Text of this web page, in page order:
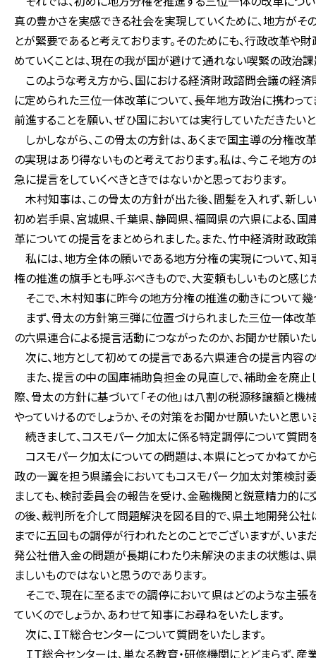
真の豊かさを実感できる社会を実現していくために、地方が
とが緊要であると考えております。そのためにも、行政改革
めていくことは、現在の我が国が避けて通れない喫緊の政治課
このような考え方から、国における経済財政諮問会議の経
に定められた三位一体改革について、長年地方政治に携わっ
前進することを願い、ぜひ国においては実行していただきたいと
しかしながら、この骨太の方針は、あくまで国主導の分権
の実現はあり得ないものと考えております。私は、今こそ地
急に提言をしていくべきときではないかと思っております。
木村知事は、この骨太の方針が出た後、間髪を入れず、新し
初め岩手県、宮城県、千葉県、静岡県、福岡県の六県による
革についての提言をまとめられました。また、竹中経済財政
私には、地方全体の願いである地方分権の実現について、
権の推進の旗手とも呼ぶべきもので、大変頼もしいものと感じ
そこで、木村知事に昨今の地方分権の推進の動きについて幾
まず、骨太の方針第三弾に位置づけられました三位一体改
の六県連合による提言活動につながったのか、お聞かせ願いた
次に、地方として初めての提言である六県連合の提言内容の
また、提言の中の国庫補助負担金の見直しで、補助金を廃止
際、骨太の方針に基づいて「その他」は八割の税源移譲額と
やっていけるのでしょうか、その対策をお聞かせ願いたいと思い
続きまして、コスモパーク加太に係る特定調停について質問
コスモパーク加太についての問題は、本県にとってかねてか
政の一翼を担う県議会においてもコスモパーク加太対策検討
ましても、検討委員会の報告を受け、金融機関と鋭意精力的
の後、裁判所を介して問題解決を図る目的で、県土地開発公
までに五回もの調停が行われたとのことでございますが、い
発公社借入金の問題が長期にわたり未解決のままの状態は、
ましいものではないと思うのであります。
そこで、現在に至るまでの調停において県はどのような主張
ていくのでしょうか、あわせて知事にお尋ねをいたします。
次に、ＩＴ総合センターについて質問をいたします。
ＩＴ総合センターは、単なる教育・研修機関にとどまらず、産